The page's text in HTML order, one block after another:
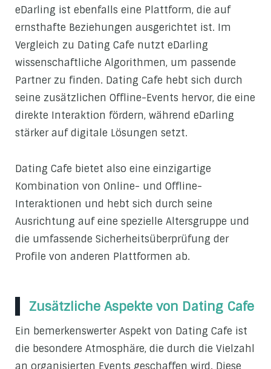
eDarling ist ebenfalls eine Plattform, die auf
ernsthafte Beziehungen ausgerichtet ist. Im
Vergleich zu Dating Cafe nutzt eDarling
wissenschaftliche Algorithmen, um passende
Partner zu finden. Dating Cafe hebt sich durch
seine zusätzlichen Offline-Events hervor, die eine
direkte Interaktion fördern, während eDarling
stärker auf digitale Lösungen setzt.
Dating Cafe bietet also eine einzigartige
Kombination von Online- und Offline-
Interaktionen und hebt sich durch seine
Ausrichtung auf eine spezielle Altersgruppe und
die umfassende Sicherheitsüberprüfung der
Profile von anderen Plattformen ab.
Zusätzliche Aspekte von Dating Cafe
Ein bemerkenswerter Aspekt von Dating Cafe ist
die besondere Atmosphäre, die durch die Vielzahl
an organisierten Events geschaffen wird. Diese